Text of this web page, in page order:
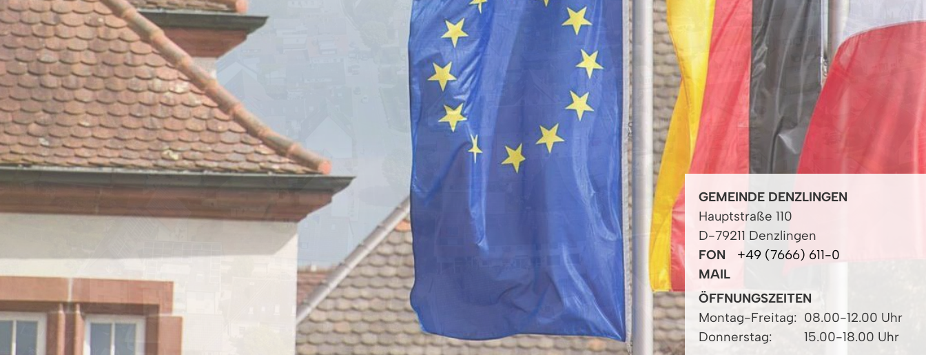
GEMEINDE DENZLINGEN
Hauptstraße 110
D-79211 Denzlingen
FON
+49 (7666) 611-0
MAIL
ÖFFNUNGSZEITEN
Montag-Freitag: 08.00-12.00 Uhr
Donnerstag:
15.00-18.00 Uhr